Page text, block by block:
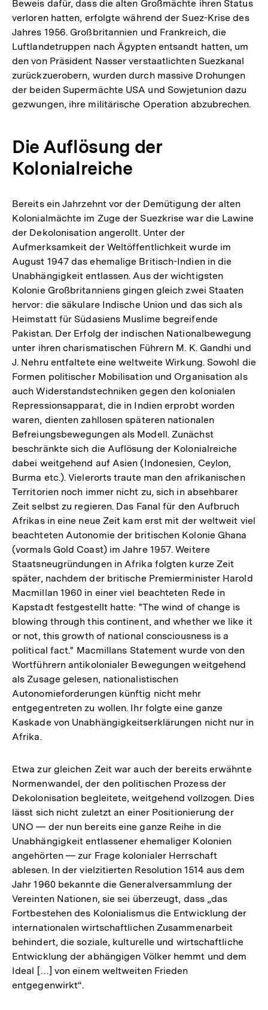
Beweis dafür, dass die alten Großmächte ihren Status
verloren hatten, erfolgte während der Suez-Krise des
Jahres 1956. Großbritannien und Frankreich, die
Luftlandetruppen nach Ägypten entsandt hatten, um
den von Präsident Nasser verstaatlichten Suezkanal
zurückzuerobern, wurden durch massive Drohungen
der beiden Supermächte USA und Sowjetunion dazu
gezwungen, ihre militärische Operation abzubrechen.
Die Auflösung der
Kolonialreiche
Bereits ein Jahrzehnt vor der Demütigung der alten
Kolonialmächte im Zuge der Suezkrise war die Lawine
der Dekolonisation angerollt. Unter der
Aufmerksamkeit der Weltöffentlichkeit wurde im
August 1947 das ehemalige Britisch-Indien in die
Unabhängigkeit entlassen. Aus der wichtigsten
Kolonie Großbritanniens gingen gleich zwei Staaten
hervor: die säkulare Indische Union und das sich als
Heimstatt für Südasiens Muslime begreifende
Pakistan. Der Erfolg der indischen Nationalbewegung
unter ihren charismatischen Führern M. K. Gandhi und
J. Nehru entfaltete eine weltweite Wirkung. Sowohl die
Formen politischer Mobilisation und Organisation als
auch Widerstandstechniken gegen den kolonialen
Repressionsapparat, die in Indien erprobt worden
waren, dienten zahllosen späteren nationalen
Befreiungsbewegungen als Modell. Zunächst
beschränkte sich die Auflösung der Kolonialreiche
dabei weitgehend auf Asien (Indonesien, Ceylon,
Burma etc.). Vielerorts traute man den afrikanischen
Territorien noch immer nicht zu, sich in absehbarer
Zeit selbst zu regieren. Das Fanal für den Aufbruch
Afrikas in eine neue Zeit kam erst mit der weltweit viel
beachteten Autonomie der britischen Kolonie Ghana
(vormals Gold Coast) im Jahre 1957. Weitere
Staatsneugründungen in Afrika folgten kurze Zeit
später, nachdem der britische Premierminister Harold
Macmillan 1960 in einer viel beachteten Rede in
Kapstadt festgestellt hatte: "The wind of change is
blowing through this continent, and whether we like it
or not, this growth of national consciousness is a
political fact." Macmillans Statement wurde von den
Wortführern antikolonialer Bewegungen weitgehend
als Zusage gelesen, nationalistischen
Autonomieforderungen künftig nicht mehr
entgegentreten zu wollen. Ihr folgte eine ganze
Kaskade von Unabhängigkeitserklärungen nicht nur in
Afrika.
Etwa zur gleichen Zeit war auch der bereits erwähnte
Normenwandel, der den politischen Prozess der
Dekolonisation begleitete, weitgehend vollzogen. Dies
lässt sich nicht zuletzt an einer Positionierung der
UNO ― der nun bereits eine ganze Reihe in die
Unabhängigkeit entlassener ehemaliger Kolonien
angehörten ― zur Frage kolonialer Herrschaft
ablesen. In der vielzitierten Resolution 1514 aus dem
Jahr 1960 bekannte die Generalversammlung der
Vereinten Nationen, sie sei überzeugt, dass „das
Fortbestehen des Kolonialismus die Entwicklung der
internationalen wirtschaftlichen Zusammenarbeit
behindert, die soziale, kulturelle und wirtschaftliche
Entwicklung der abhängigen Völker hemmt und dem
Ideal […] von einem weltweiten Frieden
entgegenwirkt“.